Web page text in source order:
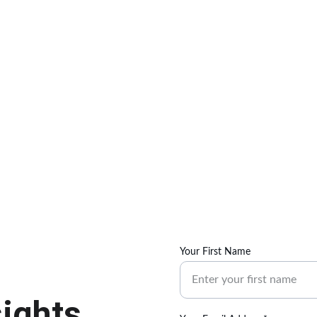
Your First Name